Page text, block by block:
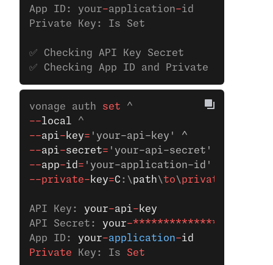
App ID: your-application-id
Private Key: Is Set
✅ Checking API Key Secret
✅ Checking App ID and Private Key
vonage auth set ^
--local ^
--api- key= 'your-api-key' ^
--api-secret= 'your-api-secret' ^
--app-id = 'your-application-id' ^
--private- key=C :\path\to\private
API Key: your-api- key
API Secret: your-**************
App ID: your-application-id
Private Key: Is Set